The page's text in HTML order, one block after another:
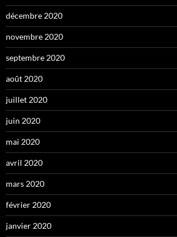
décembre 2020
novembre 2020
septembre 2020
août 2020
juillet 2020
juin 2020
mai 2020
avril 2020
mars 2020
février 2020
janvier 2020